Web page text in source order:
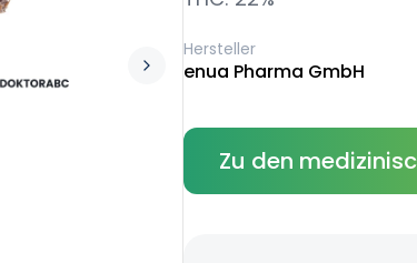
Hersteller
enua Pharma GmbH
Zu den